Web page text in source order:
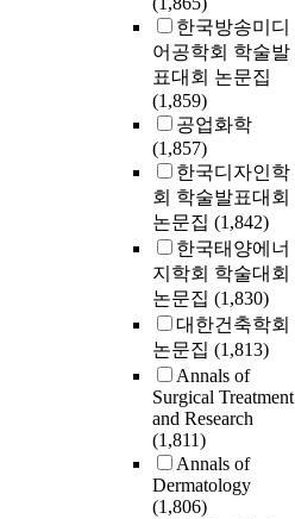
한국방송미디
어공학회 학술발
표대회 논문집
(1,859)
공업화학
(1,857)
한국디자인학
회 학술발표대회
논문집 (1,842)
한국태양에너
지학회 학술대회
논문집 (1,830)
대한건축학회
논문집 (1,813)
Annals of
Surgical Treatment
and Research
(1,811)
Annals of
Dermatology
(1,806)